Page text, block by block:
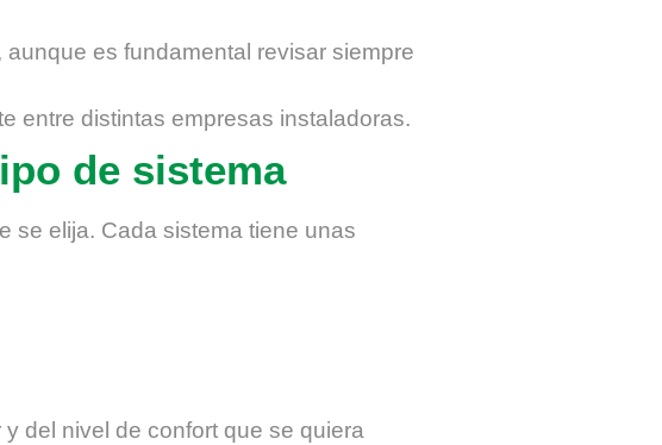
es fundamental revisar siempre
entre distintas empresas instaladoras.
de sistema
se elija. Cada sistema tiene unas
del nivel de confort que se quiera